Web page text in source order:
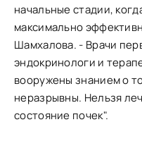
начальные стадии,
максимально
Шамхалова. - Врачи
эндокринологи и
вооружены знанием о
неразрывны. Нельзя
состояние почек".